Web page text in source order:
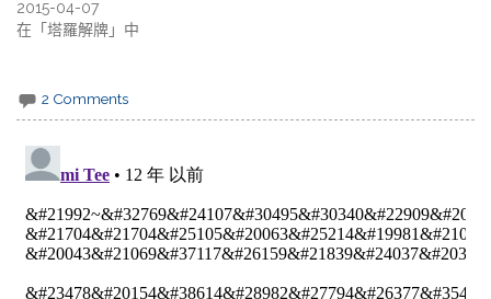
2015-04-07
在「塔羅解牌」中
2 Comments